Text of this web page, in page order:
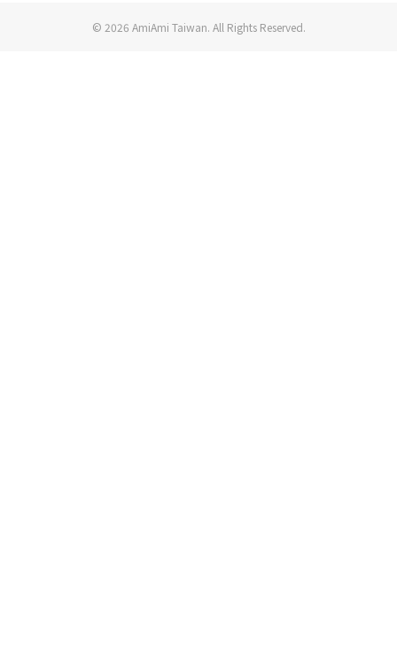
© 2026 AmiAmi Taiwan. All Rights Reserved.